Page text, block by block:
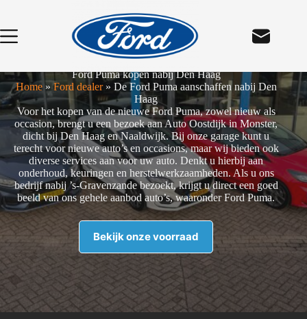
de
inhoud
Ford Puma kopen nabij Den Haag
Home»Ford dealer» De Ford Puma aanschaffen nabij Den
Haag
Voor het kopen van de nieuwe Ford Puma, zowel nieuw als
occasion, brengt u een bezoek aan Auto Oostdijk in Monster,
dicht bij Den Haag en Naaldwijk. Bij onze garage kunt u
terecht voor nieuwe auto’s en occasions, maar wij bieden ook
diverse services aan voor uw auto. Denkt u hierbij aan
onderhoud, keuringen en herstelwerkzaamheden. Als u ons
bedrijf nabij ’s-Gravenzande bezoekt, krijgt u direct een goed
beeld van ons gehele aanbod auto’s, waaronder Ford Puma.
Bekijk onze voorraad